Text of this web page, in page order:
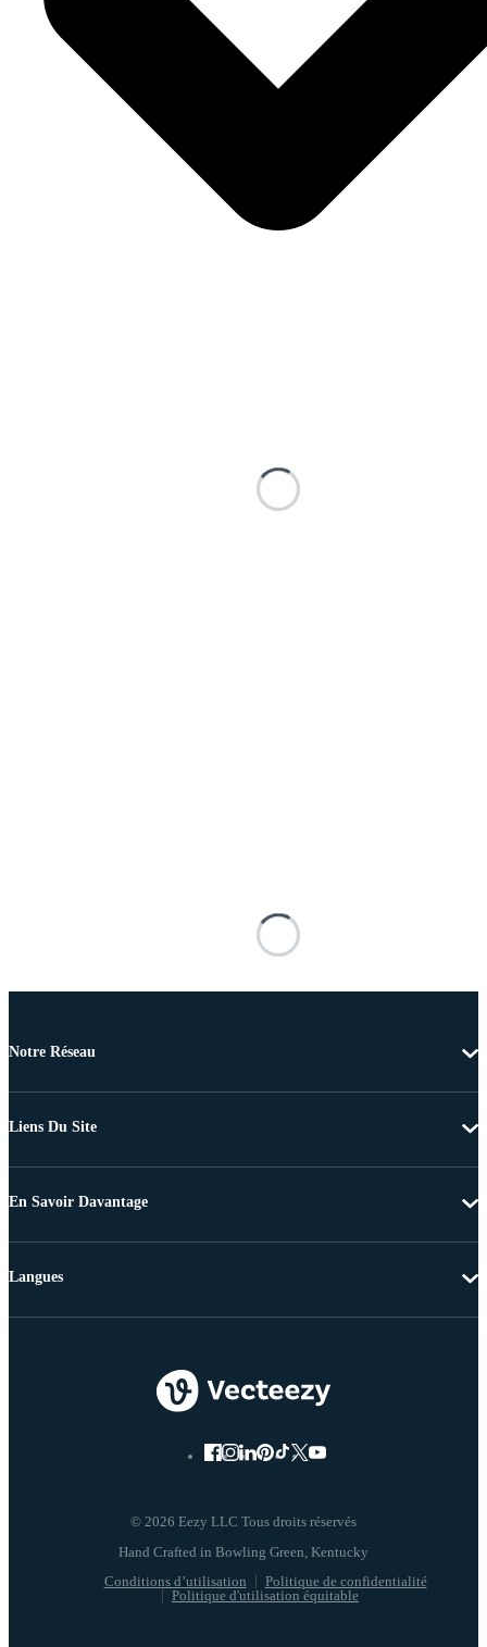
Notre Réseau
Liens Du Site
En Savoir Davantage
© 2026 Eezy LLC Tous droits réservés
Conditions d’utilisation
Politique de confidentialité
Politique d'utilisation équitable
Langues